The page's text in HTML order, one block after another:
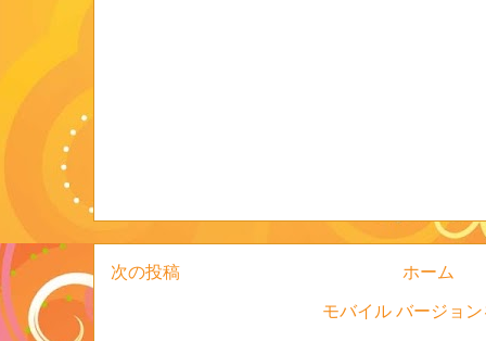
次の投稿 ホーム
モバイル バージョ